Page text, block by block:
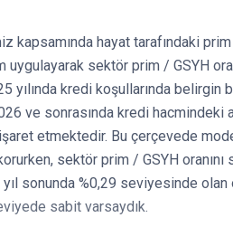
kapsamında hayat tarafındaki
sektör prim / GSYH
yılında kredi koşullarında
ve sonrasında kredi hacmindeki
etmektedir. Bu çerçevede
sektör prim / GSYH
sonunda %0,29 seviyesinde olan
sabit varsaydık.